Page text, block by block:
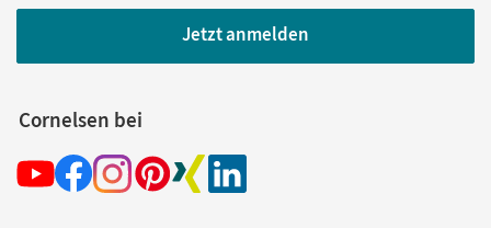
Jetzt anmelden
Cornelsen bei